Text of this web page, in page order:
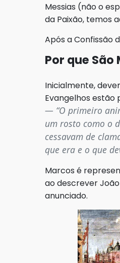
Messias (não o
da Paixão, temos
Após a Confissão
Por que
Inicialmente,
Evangelhos estão
“O primeiro
um rosto como o
cessavam de
que era e o que
Marcos é
ao descrever
anunciado.